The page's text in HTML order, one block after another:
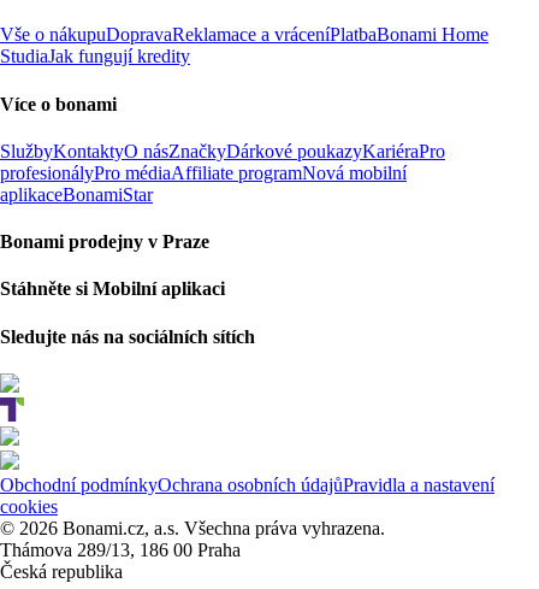
Vše o nákupuDopravaReklamace a vráceníPlatbaBonami Home
StudiaJak fungují kredity
Více o bonami
SlužbyKontaktyO násZnačkyDárkové poukazyKariéraPro
profesionályPro médiaAffiliate programNová mobilní
aplikaceBonamiStar
Bonami prodejny v Praze
Stáhněte si Mobilní aplikaci
Sledujte nás na sociálních sítích
Obchodní podmínkyOchrana osobních údajůPravidla a nastavení
cookies
© 2026 Bonami.cz, a.s. Všechna práva vyhrazena.
Thámova 289/13, 186 00 Praha
Česká republika